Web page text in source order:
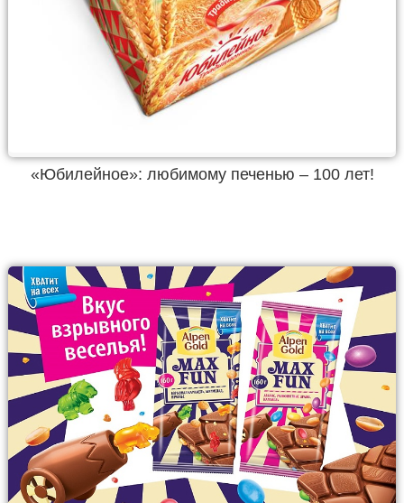
«Юбилейное»: любимому печенью – 100 лет!